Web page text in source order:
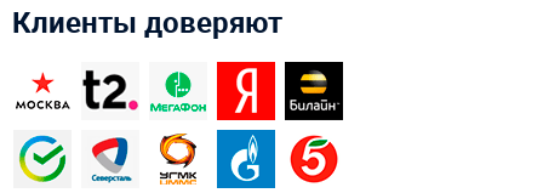
Клиенты доверяют